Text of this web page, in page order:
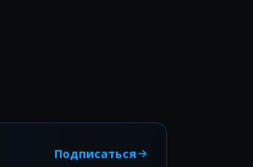
Подписаться